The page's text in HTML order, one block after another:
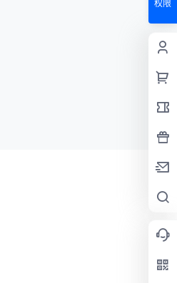
权限